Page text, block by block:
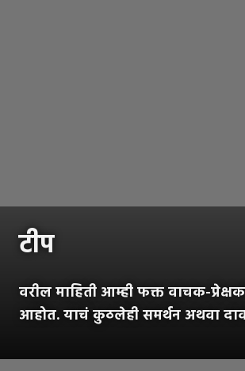
टीप
वरील माहिती आम्ही फक्त वाचक-
आहोत. याचं कुठलेही समर्थन अथवा